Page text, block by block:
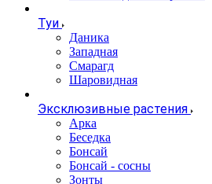
Туи
Даника
Западная
Смарагд
Шаровидная
Эксклюзивные растения
Арка
Беседка
Бонсай
Бонсай - сосны
Зонты